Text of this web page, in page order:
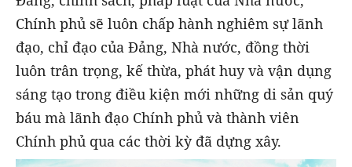
Chính phủ sẽ luôn chấp hành nghiêm sự lãnh
đạo, chỉ đạo của Đảng, Nhà nước, đồng thời
luôn trân trọng, kế thừa, phát huy và vận dụng
sáng tạo trong điều kiện mới những di sản quý
báu mà lãnh đạo Chính phủ và thành viên
Chính phủ qua các thời kỳ đã dựng xây.